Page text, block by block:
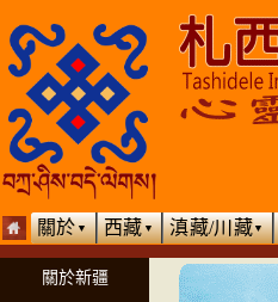
關於▼ 西藏▼ 滇藏/川藏▼
關於新疆